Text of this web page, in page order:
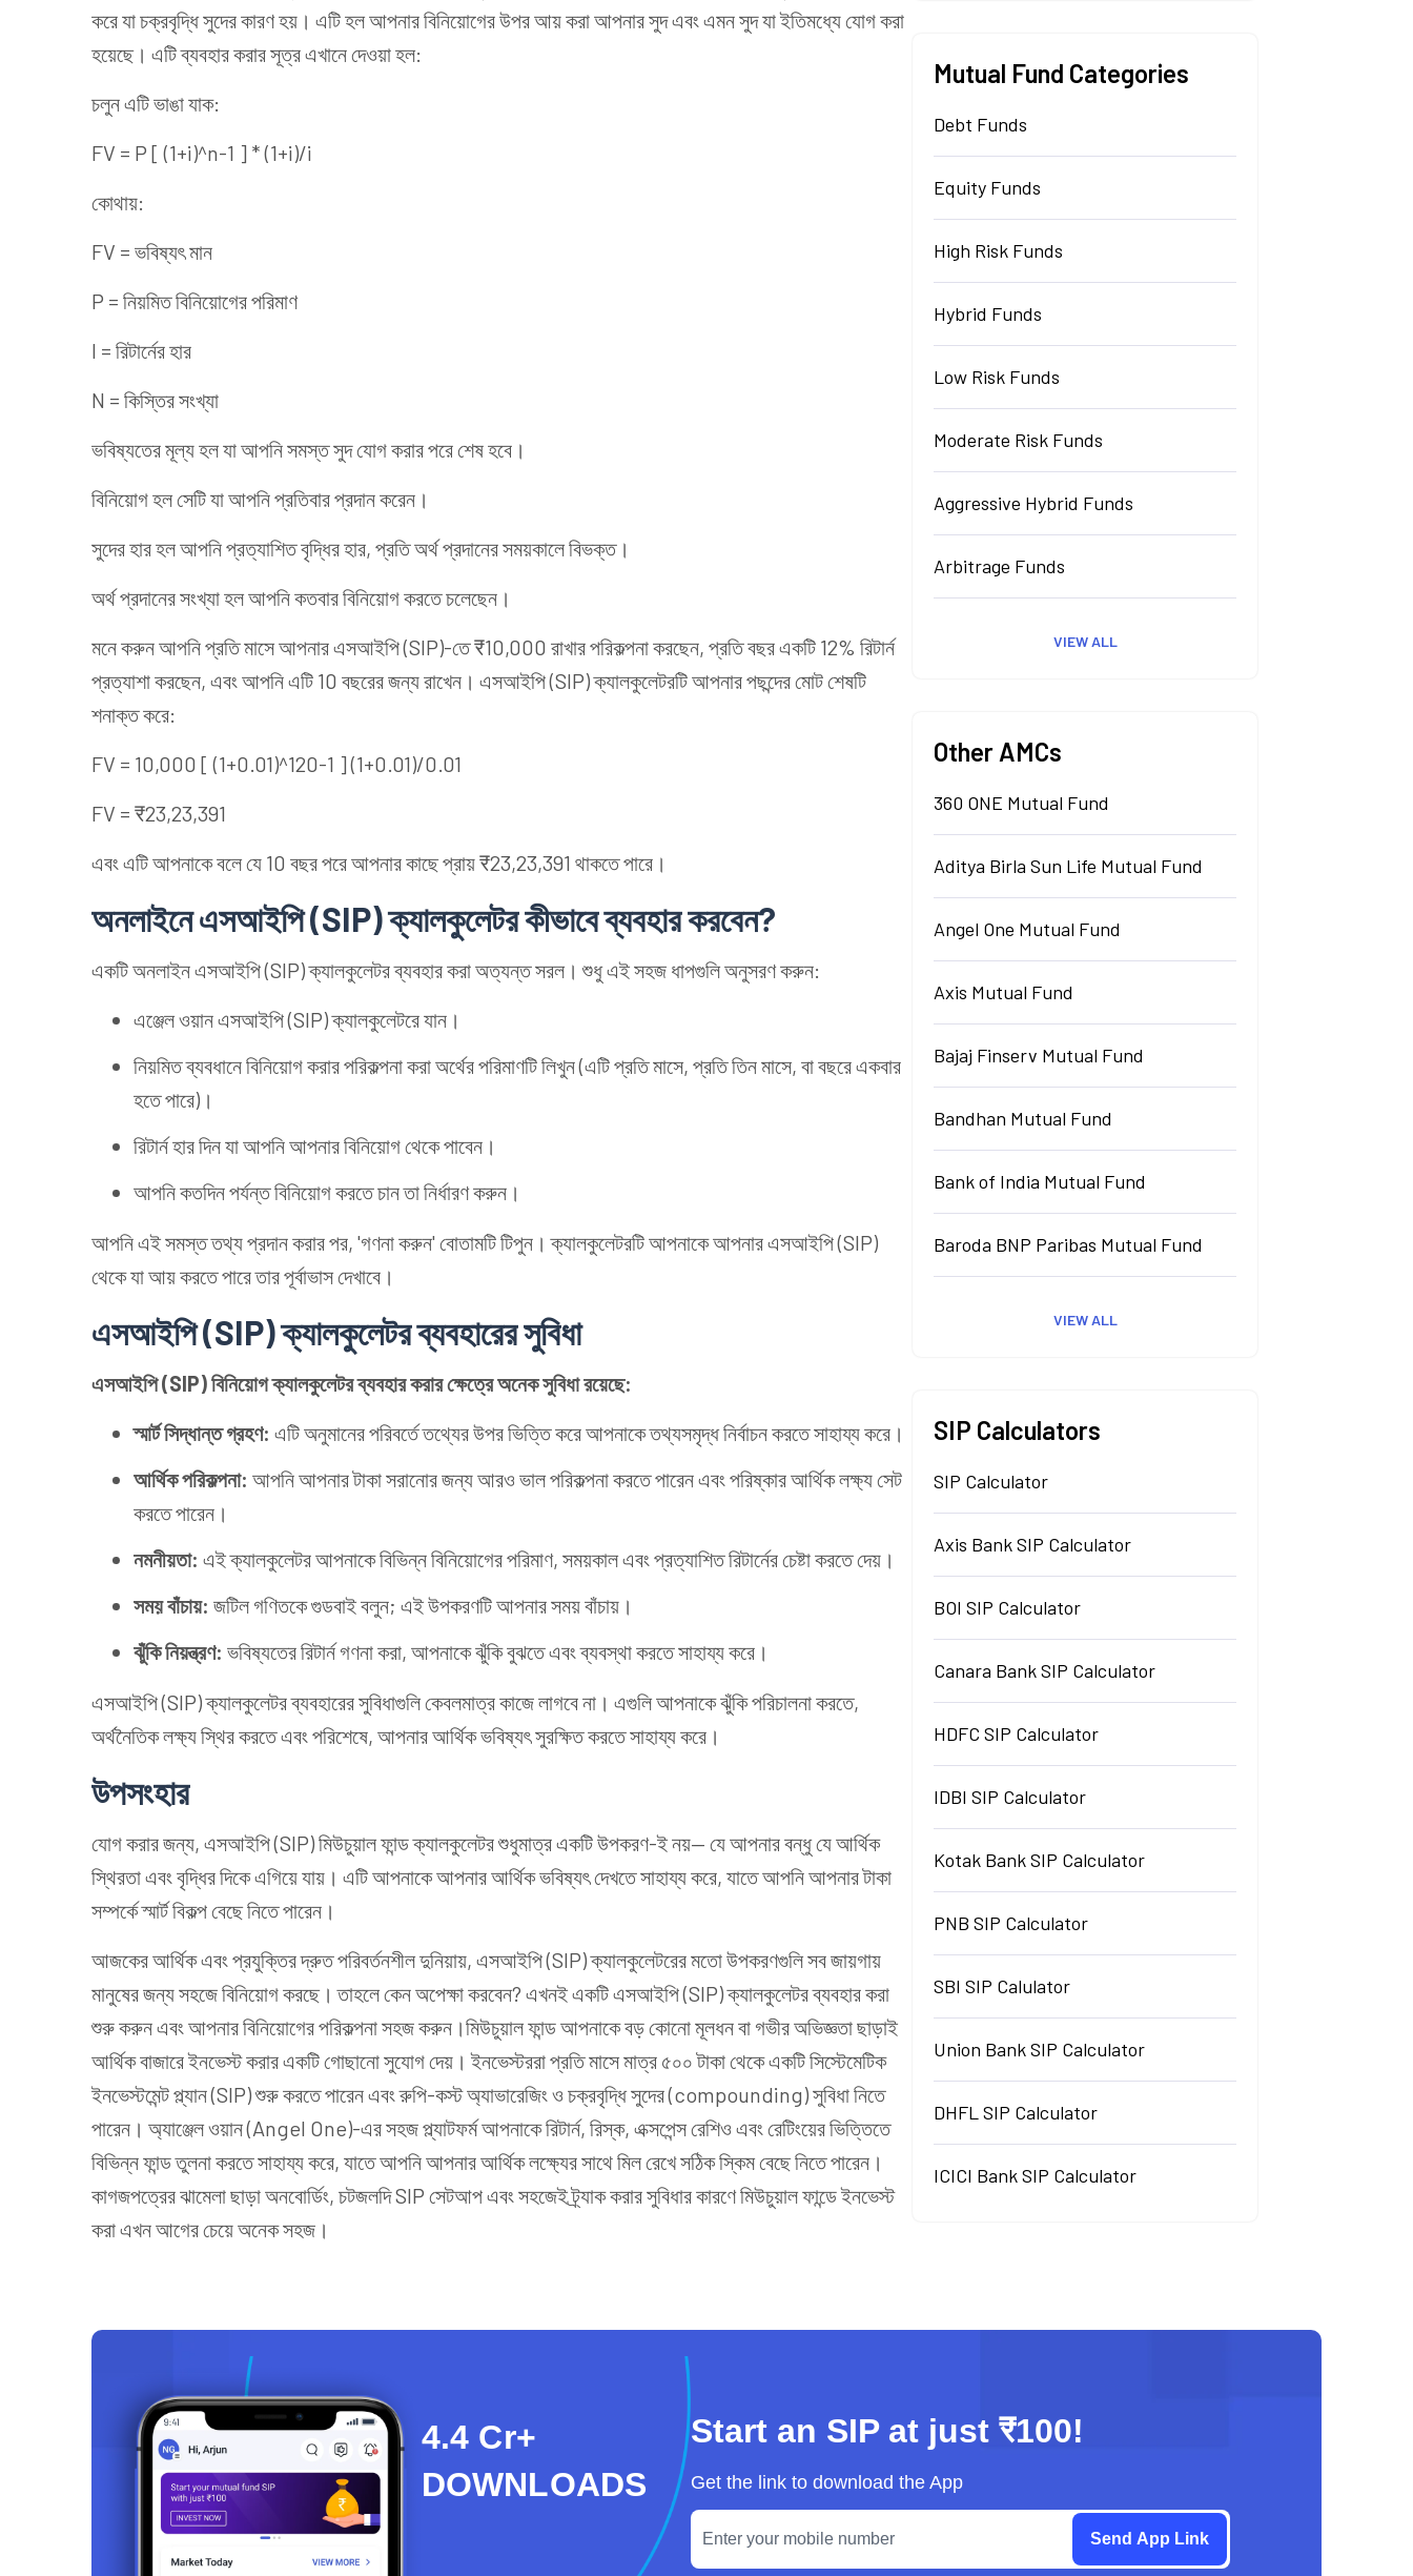
করে যা চক্রবৃদ্ধি সুদের কারণ হয়। এটি হল আপনার বিনিয়োগের উপর আয় করা আপনার সুদ এবং এমন সুদ যা ইতিমধ্যে যোগ করা
হয়েছে। এটি ব্যবহার করার সূত্র এখানে দেওয়া হল:
চলুন এটি ভাঙা যাক:
FV = P [ (1+i)^n-1 ] * (1+i)/i
কোথায়:
FV = ভবিষ্যৎ মান
P = নিয়মিত বিনিয়োগের পরিমাণ
I = রিটার্নের হার
N = কিস্তির সংখ্যা
ভবিষ্যতের মূল্য হল যা আপনি সমস্ত সুদ যোগ করার পরে শেষ হবে।
বিনিয়োগ হল সেটি যা আপনি প্রতিবার প্রদান করেন।
সুদের হার হল আপনি প্রত্যাশিত বৃদ্ধির হার, প্রতি অর্থ প্রদানের সময়কালে বিভক্ত।
অর্থ প্রদানের সংখ্যা হল আপনি কতবার বিনিয়োগ করতে চলেছেন।
মনে করুন আপনি প্রতি মাসে আপনার এসআইপি (SIP)-তে ₹10,000 রাখার পরিকল্পনা করছেন, প্রতি বছর একটি 12% রিটার্ন
প্রত্যাশা করছেন, এবং আপনি এটি 10 বছরের জন্য রাখেন। এসআইপি (SIP) ক্যালকুলেটরটি আপনার পছন্দের মোট শেষটি
শনাক্ত করে:
FV = 10,000 [ (1+0.01)^120-1 ] (1+0.01)/0.01
FV = ₹23,23,391
এবং এটি আপনাকে বলে যে 10 বছর পরে আপনার কাছে প্রায় ₹23,23,391 থাকতে পারে।
অনলাইনে এসআইপি (SIP) ক্যালকুলেটর কীভাবে ব্যবহার করবেন?
একটি অনলাইন এসআইপি (SIP) ক্যালকুলেটর ব্যবহার করা অত্যন্ত সরল। শুধু এই সহজ ধাপগুলি অনুসরণ করুন:
এঞ্জেল ওয়ান এসআইপি (SIP) ক্যালকুলেটরে যান।
নিয়মিত ব্যবধানে বিনিয়োগ করার পরিকল্পনা করা অর্থের পরিমাণটি লিখুন (এটি প্রতি মাসে, প্রতি তিন মাসে, বা বছরে একবার
হতে পারে)।
রিটার্ন হার দিন যা আপনি আপনার বিনিয়োগ থেকে পাবেন।
আপনি কতদিন পর্যন্ত বিনিয়োগ করতে চান তা নির্ধারণ করুন।
আপনি এই সমস্ত তথ্য প্রদান করার পর, 'গণনা করুন' বোতামটি টিপুন। ক্যালকুলেটরটি আপনাকে আপনার এসআইপি (SIP)
থেকে যা আয় করতে পারে তার পূর্বাভাস দেখাবে।
এসআইপি (SIP) ক্যালকুলেটর ব্যবহারের সুবিধা
এসআইপি (SIP) বিনিয়োগ ক্যালকুলেটর ব্যবহার করার ক্ষেত্রে অনেক সুবিধা রয়েছে:
স্মার্ট সিদ্ধান্ত গ্রহণ: এটি অনুমানের পরিবর্তে তথ্যের উপর ভিত্তি করে আপনাকে তথ্যসমৃদ্ধ নির্বাচন করতে সাহায্য করে।
আর্থিক পরিকল্পনা: আপনি আপনার টাকা সরানোর জন্য আরও ভাল পরিকল্পনা করতে পারেন এবং পরিষ্কার আর্থিক লক্ষ্য সেট
করতে পারেন।
নমনীয়তা: এই ক্যালকুলেটর আপনাকে বিভিন্ন বিনিয়োগের পরিমাণ, সময়কাল এবং প্রত্যাশিত রিটার্নের চেষ্টা করতে দেয়।
সময় বাঁচায়: জটিল গণিতকে গুডবাই বলুন; এই উপকরণটি আপনার সময় বাঁচায়।
ঝুঁকি নিয়ন্ত্রণ: ভবিষ্যতের রিটার্ন গণনা করা, আপনাকে ঝুঁকি বুঝতে এবং ব্যবস্থা করতে সাহায্য করে।
এসআইপি (SIP) ক্যালকুলেটর ব্যবহারের সুবিধাগুলি কেবলমাত্র কাজে লাগবে না। এগুলি আপনাকে ঝুঁকি পরিচালনা করতে,
অর্থনৈতিক লক্ষ্য স্থির করতে এবং পরিশেষে, আপনার আর্থিক ভবিষ্যৎ সুরক্ষিত করতে সাহায্য করে।
উপসংহার
যোগ করার জন্য, এসআইপি (SIP) মিউচুয়াল ফান্ড ক্যালকুলেটর শুধুমাত্র একটি উপকরণ-ই নয়— যে আপনার বন্ধু যে আর্থিক
স্থিরতা এবং বৃদ্ধির দিকে এগিয়ে যায়। এটি আপনাকে আপনার আর্থিক ভবিষ্যৎ দেখতে সাহায্য করে, যাতে আপনি আপনার টাকা
সম্পর্কে স্মার্ট বিকল্প বেছে নিতে পারেন।
আজকের আর্থিক এবং প্রযুক্তির দ্রুত পরিবর্তনশীল দুনিয়ায়, এসআইপি (SIP) ক্যালকুলেটরের মতো উপকরণগুলি সব জায়গায়
মানুষের জন্য সহজে বিনিয়োগ করছে। তাহলে কেন অপেক্ষা করবেন? এখনই একটি এসআইপি (SIP) ক্যালকুলেটর ব্যবহার করা
শুরু করুন এবং আপনার বিনিয়োগের পরিকল্পনা সহজ করুন।মিউচুয়াল ফান্ড আপনাকে বড় কোনো মূলধন বা গভীর অভিজ্ঞতা ছাড়াই
আর্থিক বাজারে ইনভেস্ট করার একটি গোছানো সুযোগ দেয়। ইনভেস্টররা প্রতি মাসে মাত্র ৫০০ টাকা থেকে একটি সিস্টেমেটিক
ইনভেস্টমেন্ট প্ল্যান (SIP) শুরু করতে পারেন এবং রুপি-কস্ট অ্যাভারেজিং ও চক্রবৃদ্ধি সুদের (compounding) সুবিধা নিতে
পারেন। অ্যাঞ্জেল ওয়ান (Angel One)-এর সহজ প্ল্যাটফর্ম আপনাকে রিটার্ন, রিস্ক, এক্সপেন্স রেশিও এবং রেটিংয়ের ভিত্তিতে
বিভিন্ন ফান্ড তুলনা করতে সাহায্য করে, যাতে আপনি আপনার আর্থিক লক্ষ্যের সাথে মিল রেখে সঠিক স্কিম বেছে নিতে পারেন।
কাগজপত্রের ঝামেলা ছাড়া অনবোর্ডিং, চটজলদি SIP সেটআপ এবং সহজেই ট্র্যাক করার সুবিধার কারণে মিউচুয়াল ফান্ডে ইনভেস্ট
করা এখন আগের চেয়ে অনেক সহজ।
Mutual Fund Categories
Debt Funds
Equity Funds
High Risk Funds
Hybrid Funds
Low Risk Funds
Moderate Risk Funds
Aggressive Hybrid Funds
Arbitrage Funds
VIEW ALL
Other AMCs
360 ONE Mutual Fund
Aditya Birla Sun Life Mutual Fund
Angel One Mutual Fund
Axis Mutual Fund
Bajaj Finserv Mutual Fund
Bandhan Mutual Fund
Bank of India Mutual Fund
Baroda BNP Paribas Mutual Fund
VIEW ALL
SIP Calculators
SIP Calculator
Axis Bank SIP Calculator
BOI SIP Calculator
Canara Bank SIP Calculator
HDFC SIP Calculator
IDBI SIP Calculator
Kotak Bank SIP Calculator
PNB SIP Calculator
SBI SIP Calulator
Union Bank SIP Calculator
DHFL SIP Calculator
ICICI Bank SIP Calculator
4.4 Cr+
DOWNLOADS
Start an SIP at just ₹100!
Get the link to download the App